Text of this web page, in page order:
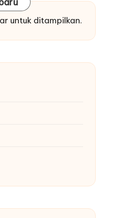
untuk ditampilkan.